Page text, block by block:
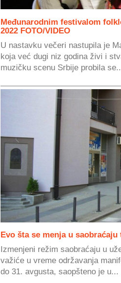
Međunarodnim festivalom
2022 FOTO/VIDEO
U nastavku večeri nastupila je
koja već dugi niz godina živi i
muzičku scenu Srbije probila
Evo šta se menja u saobraćaju
Izmenjeni režim saobraćaju u
važiće u vreme održavanja
do 31. avgusta, saopšteno je u...